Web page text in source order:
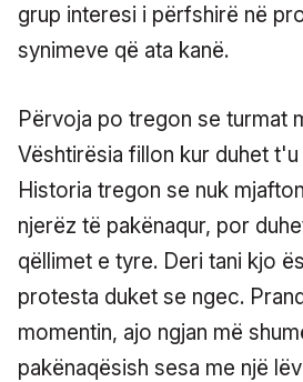
grup interesi i përfshirë në
synimeve që ata kanë.
Përvoja po tregon se turmat
Vështirësia fillon kur duhet
Historia tregon se nuk
njerëz të pakënaqur, por
qëllimet e tyre. Deri tani kjo
protesta duket se ngec.
momentin, ajo ngjan më
pakënaqësish sesa me një